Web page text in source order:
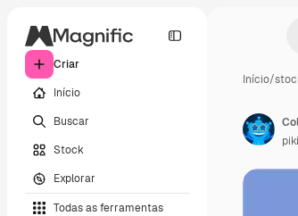
Criar
Início
Buscar
Stock
Explorar
Todas as ferramentas
Início/